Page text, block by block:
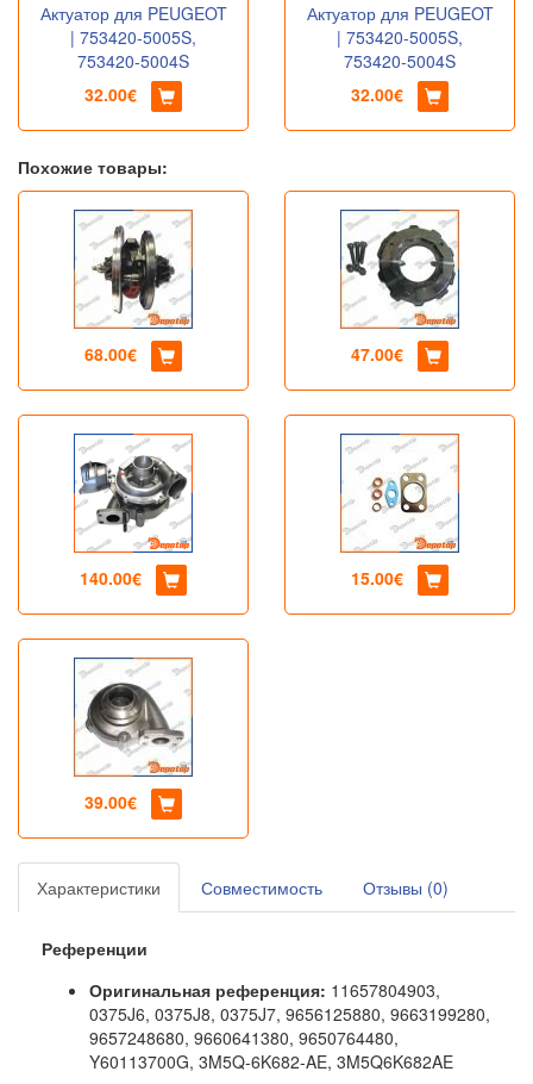
Актуатор для PEUGEOT
| 753420-5005S,
753420-5004S
32.00€
Актуатор для PEUGEOT
| 753420-5005S,
753420-5004S
32.00€
Похожие товары:
68.00€ 47.00€
140.00€ 15.00€
39.00€
Характеристики Совместимость Отзывы (0)
Референции
Оригинальная референция: 11657804903,
0375J6, 0375J8, 0375J7, 9656125880, 9663199280,
9657248680, 9660641380, 9650764480,
Y60113700G, 3M5Q-6K682-AE, 3M5Q6K682AE